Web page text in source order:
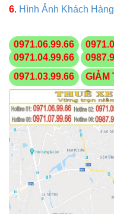
6. Hình Ảnh Khách
0971.06.99.66
0971.04.99.66
0971.03.99.66
GIẢM